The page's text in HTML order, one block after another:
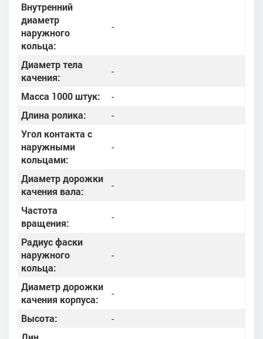
Внутренний
диаметр
наружного
кольца:
-
Диаметр тела
качения:
-
Масса 1000 штук:
-
Длина ролика:
-
Угол контакта с
наружными
кольцами:
-
Диаметр дорожки
качения вала:
-
Частота
вращения:
-
Радиус фаски
наружного
кольца:
-
Диаметр дорожки
качения корпуса:
-
Высота:
-